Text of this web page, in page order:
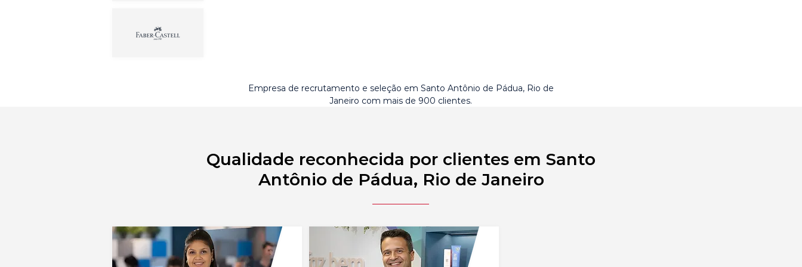
Empresa de recrutamento e seleção em Santo Antônio de Pádua, Rio de
Janeiro com mais de 900 clientes.
Qualidade reconhecida por clientes em Santo
Antônio de Pádua, Rio de Janeiro